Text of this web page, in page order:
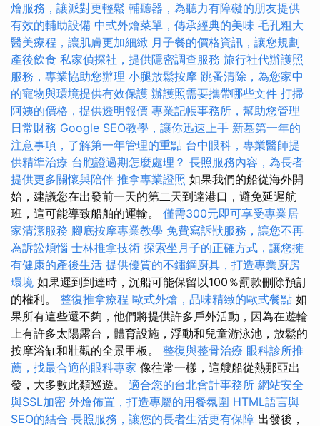
燴服務，讓派對更輕鬆 輔聽器，為聽力有障礙的朋友提供
有效的輔助設備 中式外燴菜單，傳承經典的美味 毛孔粗大
醫美療程，讓肌膚更加細緻 月子餐的價格資訊，讓您規劃
產後飲食 私家偵探社，提供隱密調查服務 旅行社代辦護照
服務，專業協助您辦理 小腿放鬆按摩 跳蚤清除，為您家中
的寵物與環境提供有效保護 辦護照需要攜帶哪些文件 打掃
阿姨的價格，提供透明報價 專業記帳事務所，幫助您管理
日常財務 Google SEO教學，讓你迅速上手 新墓第一年的
注意事項，了解第一年管理的重點 台中眼科，專業醫師提
供精準治療 台胞證過期怎麼處理？ 長照服務內容，為長者
提供更多關懷與陪伴 推拿專業證照 如果我們的船從海外開
始，建議您在出發前一天的第二天到達港口，避免延遲航
班，這可能導致船舶的運輸。 僅需300元即可享受專業居
家清潔服務 腳底按摩專業教學 免費寫訴狀服務，讓您不再
為訴訟煩惱 士林推拿技術 探索坐月子的正確方式，讓您擁
有健康的產後生活 提供優質的不鏽鋼廚具，打造專業廚房
環境 如果遲到到達時，沉船可能保留以100％罰款刪除預訂
的權利。 整復推拿療程 歐式外燴，品味精緻的歐式餐點 如
果所有這些還不夠，他們將提供許多戶外活動，因為在遊輪
上有許多太陽露台，體育設施，浮動和兒童游泳池，放鬆的
按摩浴缸和壯觀的全景甲板。 整復與整骨治療 眼科診所推
薦，找最合適的眼科專家 像往常一樣，這艘船從熱那亞出
發，大多數此類巡遊。 適合您的台北會計事務所 網站安全
與SSL加密 外燴佈置，打造專屬的用餐氛圍 HTML語言與
SEO的結合 長照服務，讓您的長者生活更有保障 出發後，